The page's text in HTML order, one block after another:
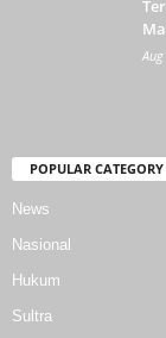
POPULAR CATEGORY
News
Nasional
Hukum
Sultra